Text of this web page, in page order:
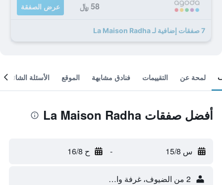
58 ﷼ عرض الصفقة
7 صفقات إضافية لـ La Maison Radha
لمحة عن التقييمات فنادق مشابهة الموقع الأسئلة الشائعة
أفضل صفقات La Maison Radha
س 15/8 - ح 16/8
2 من الضيوف، غرفة واحدة